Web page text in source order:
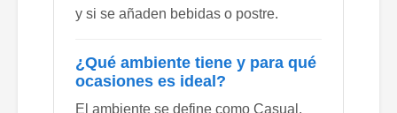
y si se añaden bebidas o postre.
¿Qué ambiente tiene y para qué
ocasiones es ideal?
El ambiente se define como Casual.